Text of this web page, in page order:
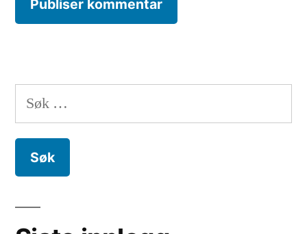
Søk
etter: